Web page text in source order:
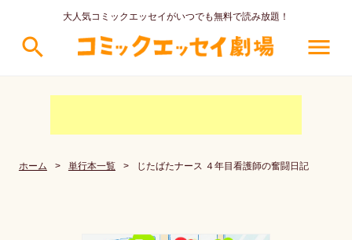
大人気コミックエッセイがいつでも無料で読み放題！
search menu
ホーム > 単行本一覧 > じたばたナース ４年目看護師の奮闘日記